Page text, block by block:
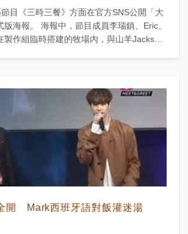
目《三時三餐》方面在官方SNS公開「大
成員李瑞鎮、Eric、
作組臨時搭建的牧場內，與山羊Jackson
開 Mark西班牙語對飯灌迷湯